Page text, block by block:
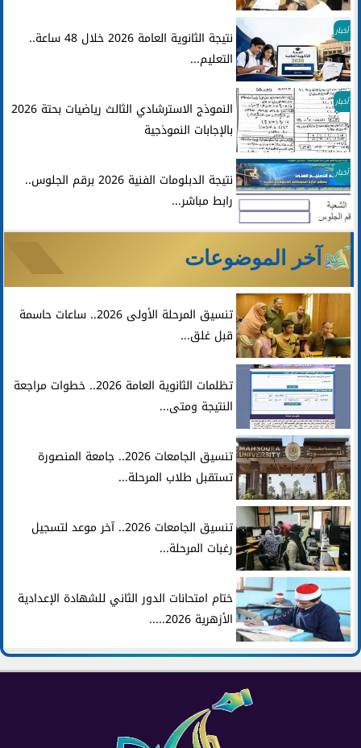
أخبار
نتيجة الثانوية العامة 2026 خلال 48 ساعة..
التعليم...
أخبار
النموذج الاسترشادي الثالث رياضيات بحتة 2026
بالإجابات النموذجية
أخبار
نتيجة الدبلومات الفنية 2026 برقم الجلوس..
رابط مباشر...
آخر الموضوعات
تنسيق المرحلة الأولى 2026.. ساعات حاسمة
قبل غلق...
تظلمات الثانوية العامة 2026.. خطوات مراجعة
النتيجة ومتى...
تنسيق الجامعات 2026.. جامعة المنصورة
تستقبل طلاب المرحلة...
تنسيق الجامعات 2026.. آخر موعد لتسجيل
رغبات المرحلة...
ختام امتحانات الدور الثاني للشهادة الإعدادية
الأزهرية 2026.....